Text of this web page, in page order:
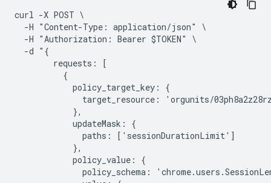
curl -X POST \
  -H "Content-Type: application/json" \
  -H "Authorization: Bearer $TOKEN" \
  -d "{
        requests: [
          {
            policy_target_key: {
target_resource: 'orgunits/
            },
            updateMask: {
              paths: ['sessionDurationLimit']
            },
            policy_value: {
policy_schema: